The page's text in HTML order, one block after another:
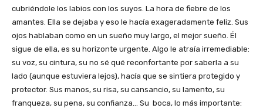
cubriéndole los labios con los suyos. La hora de fiebre de los
amantes. Ella se dejaba y eso le hacía exageradamente feliz. Sus
ojos hablaban como en un sueño muy largo, el mejor sueño. Él
sigue de ella, es su horizonte urgente. Algo le atraía irremediable:
su voz, su cintura, su no sé qué reconfortante por saberla a su
lado (aunque estuviera lejos), hacía que se sintiera protegido y
protector. Sus manos, su risa, su cansancio, su lamento, su
franqueza, su pena, su confianza… Su boca, lo más importante: